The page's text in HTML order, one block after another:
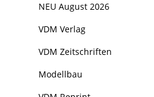
NEU August 2026
VDM Verlag
VDM Zeitschriften
Modellbau